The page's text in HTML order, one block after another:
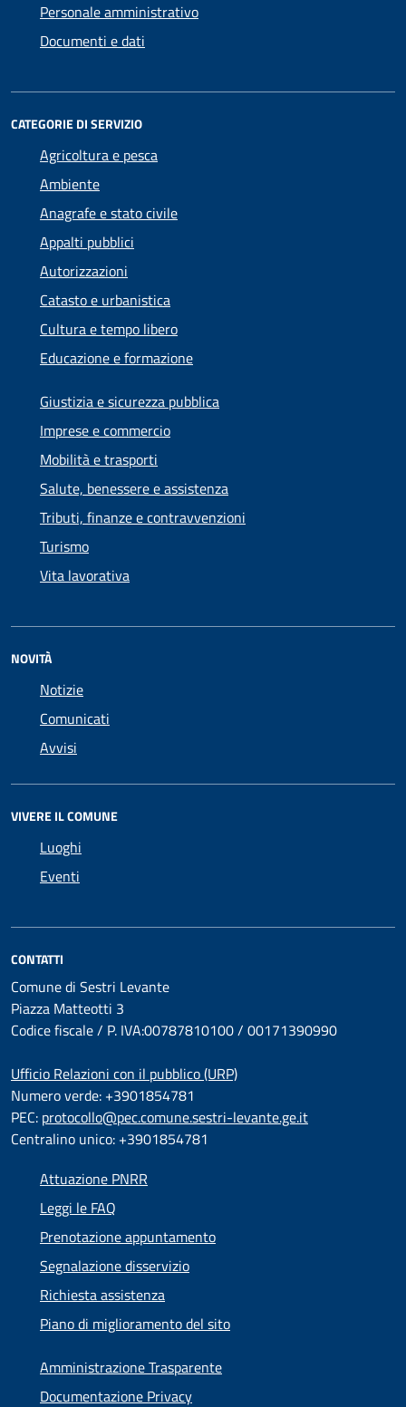
Personale amministrativo
Documenti e dati
CATEGORIE DI SERVIZIO
Agricoltura e pesca
Ambiente
Anagrafe e stato civile
Appalti pubblici
Autorizzazioni
Catasto e urbanistica
Cultura e tempo libero
Educazione e formazione
Giustizia e sicurezza pubblica
Imprese e commercio
Mobilità e trasporti
Salute, benessere e assistenza
Tributi, finanze e contravvenzioni
Turismo
Vita lavorativa
NOVITÀ
Notizie
Comunicati
Avvisi
VIVERE IL COMUNE
Luoghi
Eventi
CONTATTI
Comune di Sestri Levante
Piazza Matteotti 3
Codice fiscale / P. IVA:00787810100 / 00171390990
Ufficio Relazioni con il pubblico (URP)
Numero verde: +3901854781
PEC: protocollo@pec.comune.sestri-levante.ge.it
Centralino unico: +3901854781
Attuazione PNRR
Leggi le FAQ
Prenotazione appuntamento
Segnalazione disservizio
Richiesta assistenza
Piano di miglioramento del sito
Amministrazione Trasparente
Documentazione Privacy